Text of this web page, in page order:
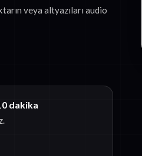
veya altyazıları audio
dakika